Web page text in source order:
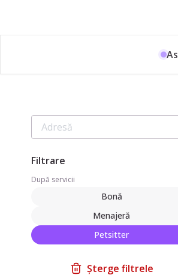
Filtrare
După servicii
Bonă
Menajeră
Petsitter
Șterge filtrele